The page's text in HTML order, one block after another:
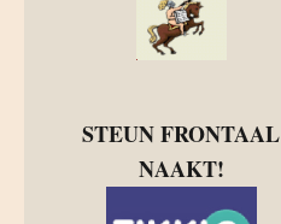
STEUN FRONTAAL
NAAKT!